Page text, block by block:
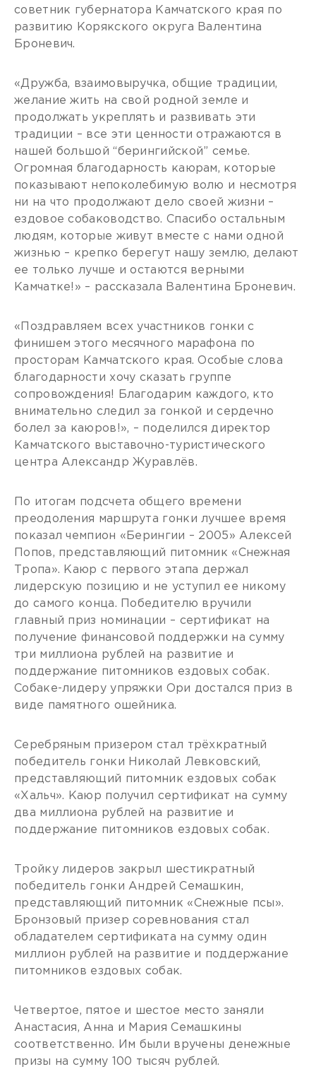
советник губернатора Камчатского края по
развитию Корякского округа Валентина
Броневич.
«Дружба, взаимовыручка, общие традиции,
желание жить на свой родной земле и
продолжать укреплять и развивать эти
традиции – все эти ценности отражаются в
нашей большой “берингийской” семье.
Огромная благодарность каюрам, которые
показывают непоколебимую волю и несмотря
ни на что продолжают дело своей жизни –
ездовое собаководство. Спасибо остальным
людям, которые живут вместе с нами одной
жизнью – крепко берегут нашу землю, делают
ее только лучше и остаются верными
Камчатке!» – рассказала Валентина Броневич.
«Поздравляем всех участников гонки с
финишем этого месячного марафона по
просторам Камчатского края. Особые слова
благодарности хочу сказать группе
сопровождения! Благодарим каждого, кто
внимательно следил за гонкой и сердечно
болел за каюров!», – поделился директор
Камчатского выставочно-туристического
центра Александр Журавлёв.
По итогам подсчета общего времени
преодоления маршрута гонки лучшее время
показал чемпион «Берингии – 2005» Алексей
Попов, представляющий питомник «Снежная
Тропа». Каюр с первого этапа держал
лидерскую позицию и не уступил ее никому
до самого конца. Победителю вручили
главный приз номинации – сертификат на
получение финансовой поддержки на сумму
три миллиона рублей на развитие и
поддержание питомников ездовых собак.
Собаке-лидеру упряжки Ори достался приз в
виде памятного ошейника.
Серебряным призером стал трёхкратный
победитель гонки Николай Левковский,
представляющий питомник ездовых собак
«Хальч». Каюр получил сертификат на сумму
два миллиона рублей на развитие и
поддержание питомников ездовых собак.
Тройку лидеров закрыл шестикратный
победитель гонки Андрей Семашкин,
представляющий питомник «Снежные псы».
Бронзовый призер соревнования стал
обладателем сертификата на сумму один
миллион рублей на развитие и поддержание
питомников ездовых собак.
Четвертое, пятое и шестое место заняли
Анастасия, Анна и Мария Семашкины
соответственно. Им были вручены денежные
призы на сумму 100 тысяч рублей.